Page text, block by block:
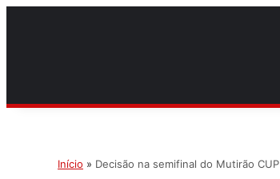
Início » Decisão na semifinal do Mutirão CUP